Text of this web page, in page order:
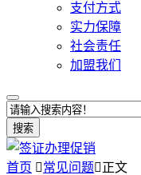
支付方式
实力保障
社会责任
加盟我们
搜索
首页 常见问题正文